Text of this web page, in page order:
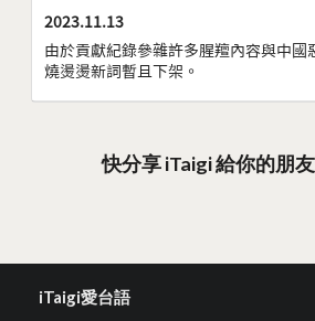
2023.11.13
由於貢獻紀錄參雜許多腥羶內容與中國
燒燙燙新詞暫且下架。
快分享 iTaigi 給你的朋
iTaigi愛台語